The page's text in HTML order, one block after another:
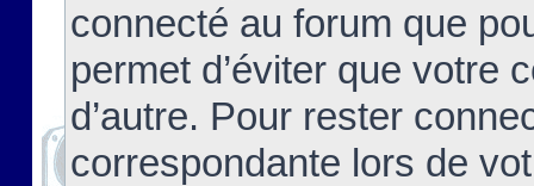
connecté au forum que
permet d’éviter que votre
d’autre. Pour rester
correspondante lors de